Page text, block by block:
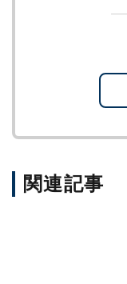
関連記事